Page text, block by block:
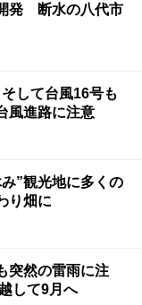
発 断水の八代市
そして台風16号も
風進路に注意
”観光地に多くの
り畑に
突然の雷雨に注
して9月へ